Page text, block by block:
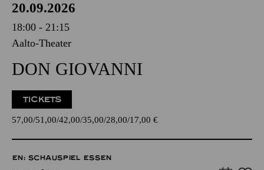
20.09.2026
18:00 - 21:15
Aalto-Theater
DON GIOVANNI
TICKETS
57,00 51,00 42,00 35,00 28,00 17,00 €
EN: SCHAUSPIEL ESSEN